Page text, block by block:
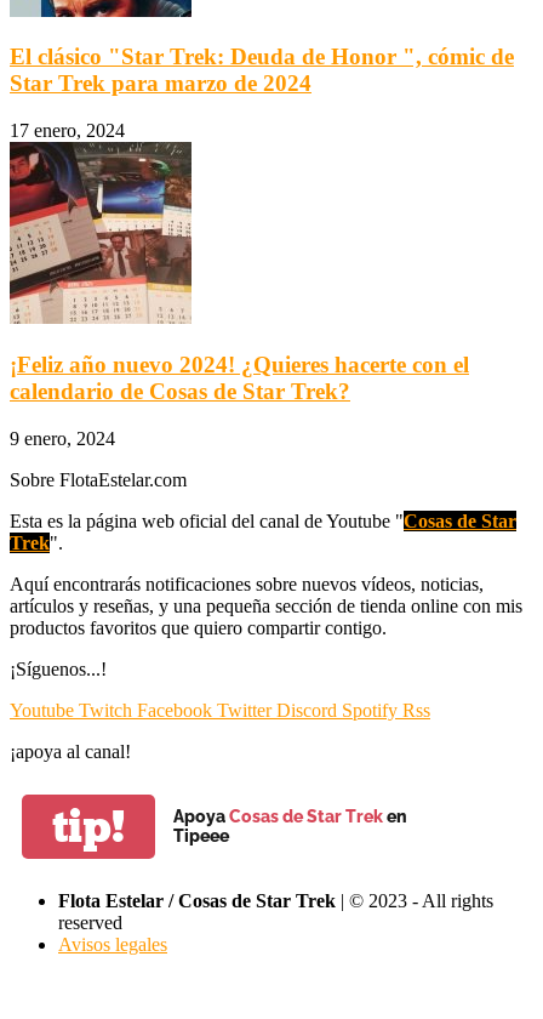
El clásico "Star Trek: Deuda de Honor ", cómic de
Star Trek para marzo de 2024
17 enero, 2024
¡Feliz año nuevo 2024! ¿Quieres hacerte con el
calendario de Cosas de Star Trek?
9 enero, 2024
Sobre FlotaEstelar.com
Esta es la página web oficial del canal de Youtube "Cosas de Star
Trek".
Aquí encontrarás notificaciones sobre nuevos vídeos, noticias,
artículos y reseñas, y una pequeña sección de tienda online con mis
productos favoritos que quiero compartir contigo.
¡Síguenos...!
Youtube Twitch Facebook Twitter Discord Spotify Rss
¡apoya al canal!
tip! ApoyaCosas de Star Treken
Tipeee
Flota Estelar / Cosas de Star Trek | © 2023 - All rights
reserved
Avisos legales